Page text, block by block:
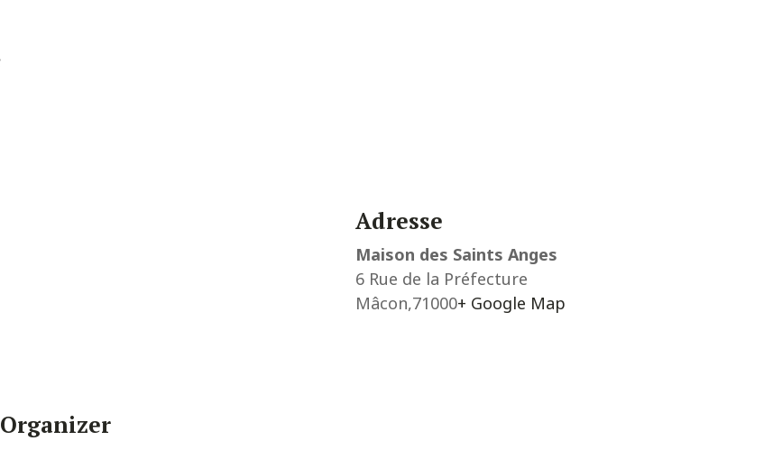
Organizer
Adresse
Maison des Saints Anges
6 Rue de la Préfecture
Mâcon,71000+ Google Map